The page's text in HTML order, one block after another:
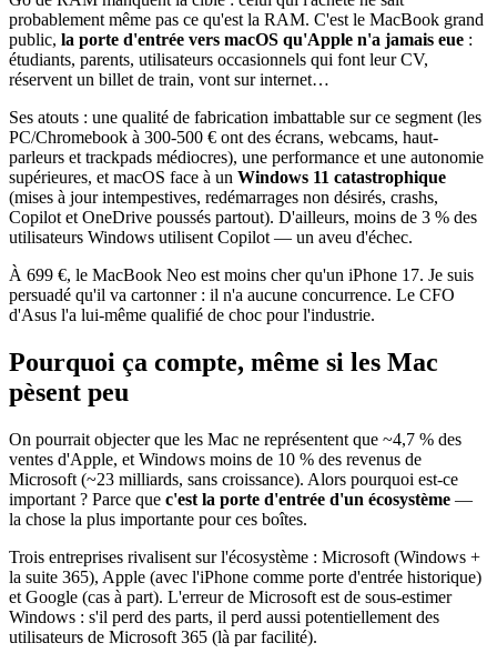
probablement même pas ce qu'est la RAM. C'est le MacBook grand
public, la porte d'entrée vers macOS qu'Apple n'a jamais eue :
étudiants, parents, utilisateurs occasionnels qui font leur CV,
réservent un billet de train, vont sur internet…
Ses atouts : une qualité de fabrication imbattable sur ce segment (les
PC/Chromebook à 300-500 € ont des écrans, webcams, haut-
parleurs et trackpads médiocres), une performance et une autonomie
supérieures, et macOS face à un Windows 11 catastrophique
(mises à jour intempestives, redémarrages non désirés, crashs,
Copilot et OneDrive poussés partout). D'ailleurs, moins de 3 % des
utilisateurs Windows utilisent Copilot — un aveu d'échec.
À 699 €, le MacBook Neo est moins cher qu'un iPhone 17. Je suis
persuadé qu'il va cartonner : il n'a aucune concurrence. Le CFO
d'Asus l'a lui-même qualifié de choc pour l'industrie.
Pourquoi ça compte, même si les Mac
pèsent peu
On pourrait objecter que les Mac ne représentent que ~4,7 % des
ventes d'Apple, et Windows moins de 10 % des revenus de
Microsoft (~23 milliards, sans croissance). Alors pourquoi est-ce
important ? Parce que c'est la porte d'entrée d'un écosystème —
la chose la plus importante pour ces boîtes.
Trois entreprises rivalisent sur l'écosystème : Microsoft (Windows +
la suite 365), Apple (avec l'iPhone comme porte d'entrée historique)
et Google (cas à part). L'erreur de Microsoft est de sous-estimer
Windows : s'il perd des parts, il perd aussi potentiellement des
utilisateurs de Microsoft 365 (là par facilité).